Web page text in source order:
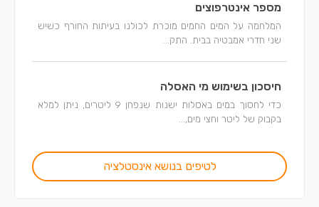
מספר אינטרפוצים
המלחמה על המים החמים מוכרת לכולנו בעיתות החורף כשיש
שני חדרי אמבטיה בבית. התק...
חיסכון בשימוש מי האסלה
כדי לחסוך במים באסלות ישנות שנפחן 9 ליטרים, ניתן למלא
בקבוק של ליטר וחצי מים,...
לטיפים בנושא אינסטלציה